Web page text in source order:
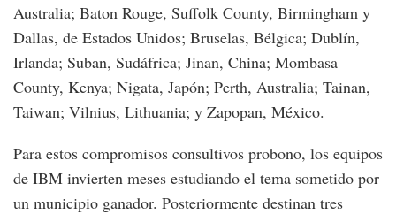
Australia; Baton Rouge, Suffolk County, Birmingham y
Dallas, de Estados Unidos; Bruselas, Bélgica; Dublín,
Irlanda; Suban, Sudáfrica; Jinan, China; Mombasa
County, Kenya; Nigata, Japón; Perth, Australia; Tainan,
Taiwan; Vilnius, Lithuania; y Zapopan, México.
Para estos compromisos consultivos probono, los equipos
de IBM invierten meses estudiando el tema sometido por
un municipio ganador. Posteriormente destinan tres